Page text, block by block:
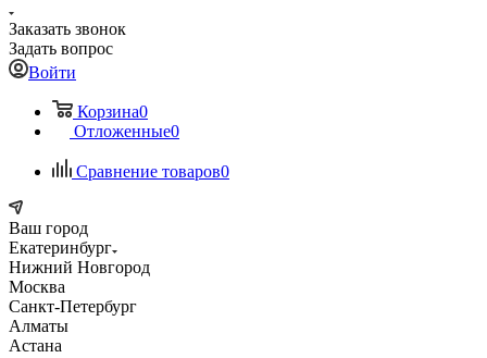
Заказать звонок
Задать вопрос
Войти
Корзина0
Отложенные0
Сравнение товаров0
Ваш город
Екатеринбург
Нижний Новгород
Москва
Санкт-Петербург
Алматы
Астана